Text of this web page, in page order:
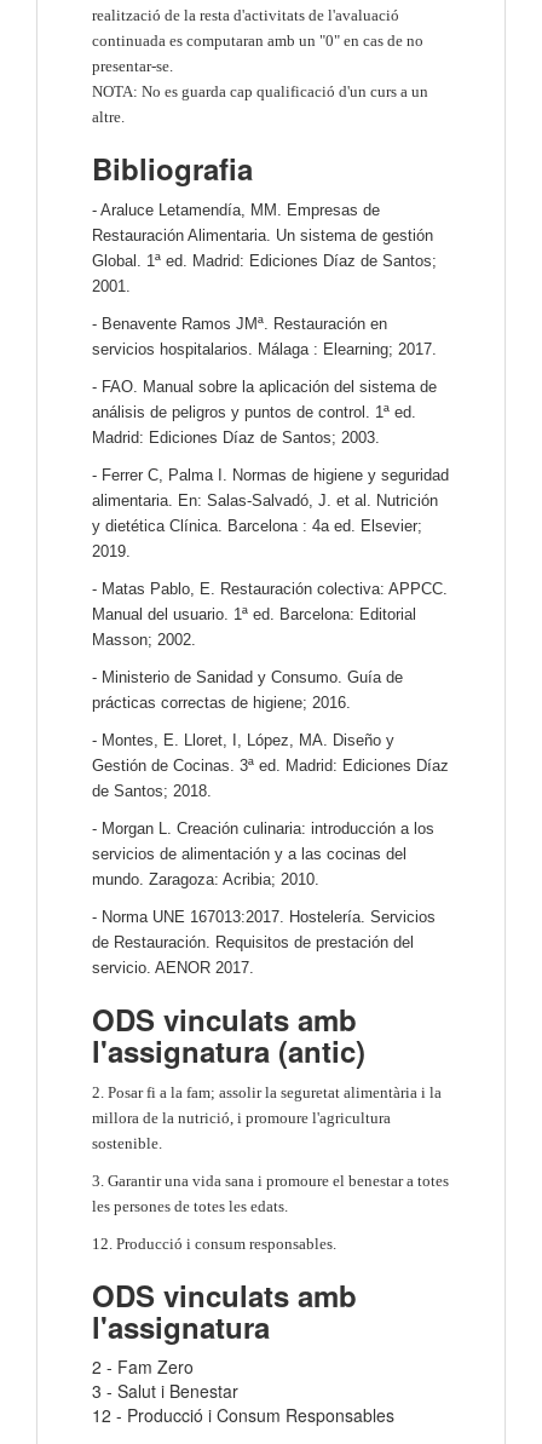
realització de la resta d'activitats de l'avaluació
continuada es computaran amb un "0" en cas de no
presentar-se.
NOTA: No es guarda cap qualificació d'un curs a un
altre.
Bibliografia
- Araluce Letamendía, MM. Empresas de
Restauración Alimentaria. Un sistema de gestión
Global. 1ª ed. Madrid: Ediciones Díaz de Santos;
2001.
- Benavente Ramos JMª. Restauración en
servicios hospitalarios. Málaga : Elearning; 2017.
- FAO. Manual sobre la aplicación del sistema de
análisis de peligros y puntos de control. 1ª ed.
Madrid: Ediciones Díaz de Santos; 2003.
- Ferrer C, Palma I. Normas de higiene y seguridad
alimentaria. En: Salas-Salvadó, J. et al. Nutrición
y dietética Clínica. Barcelona : 4a ed. Elsevier;
2019.
- Matas Pablo, E. Restauración colectiva: APPCC.
Manual del usuario. 1ª ed. Barcelona: Editorial
Masson; 2002.
- Ministerio de Sanidad y Consumo. Guía de
prácticas correctas de higiene; 2016.
- Montes, E. Lloret, I, López, MA. Diseño y
Gestión de Cocinas. 3ª ed. Madrid: Ediciones Díaz
de Santos; 2018.
- Morgan L. Creación culinaria: introducción a los
servicios de alimentación y a las cocinas del
mundo. Zaragoza: Acribia; 2010.
- Norma UNE 167013:2017. Hostelería. Servicios
de Restauración. Requisitos de prestación del
servicio. AENOR 2017.
ODS vinculats amb
l'assignatura (antic)
2. Posar fi a la fam; assolir la seguretat alimentària i la
millora de la nutrició, i promoure l'agricultura
sostenible.
3. Garantir una vida sana i promoure el benestar a totes
les persones de totes les edats.
12. Producció i consum responsables.
ODS vinculats amb
l'assignatura
2 - Fam Zero
3 - Salut i Benestar
12 - Producció i Consum Responsables